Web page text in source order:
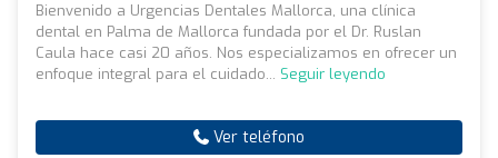
Bienvenido a Urgencias Dentales Mallorca, una clínica
dental en Palma de Mallorca fundada por el Dr. Ruslan
Caula hace casi 20 años. Nos especializamos en ofrecer un
enfoque integral para el cuidado... Seguir leyendo
Ver teléfono